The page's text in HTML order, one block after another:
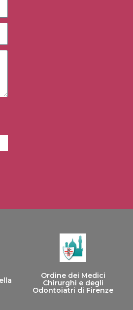
Ordine dei Medici
Chirurghi e degli
Odontoiatri di Firenze